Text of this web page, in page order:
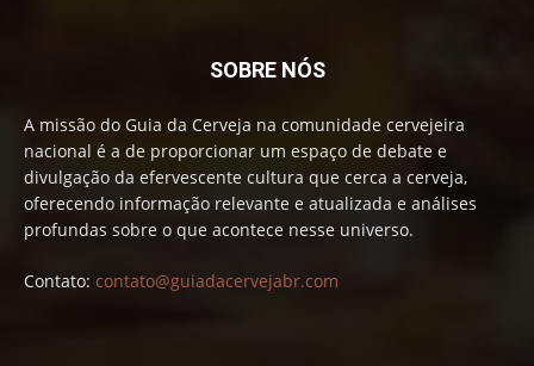
SOBRE NÓS
A missão do Guia da Cerveja na comunidade cervejeira
nacional é a de proporcionar um espaço de debate e
divulgação da efervescente cultura que cerca a cerveja,
oferecendo informação relevante e atualizada e análises
profundas sobre o que acontece nesse universo.
Contato: contato@guiadacervejabr.com